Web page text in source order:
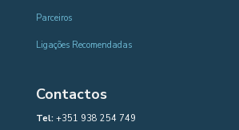
Parceiros
Ligações Recomendadas
Contactos
Tel:+351 938 254 749